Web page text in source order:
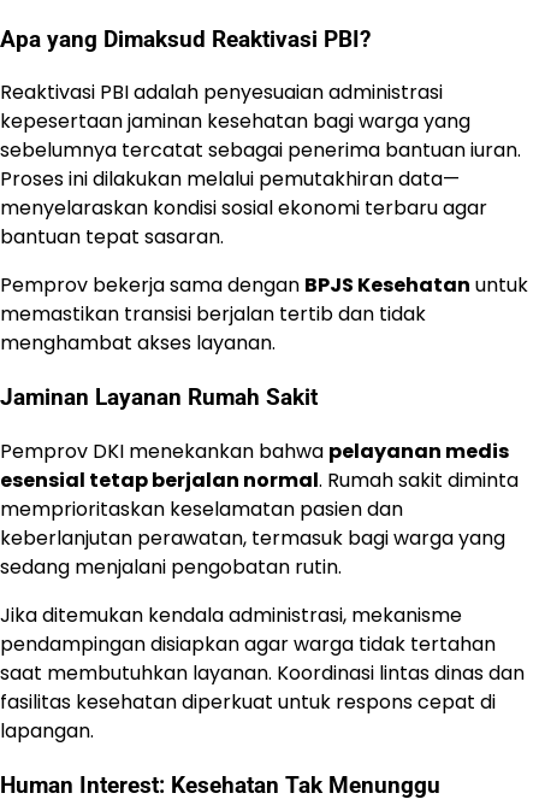
Apa yang Dimaksud Reaktivasi PBI?
Reaktivasi PBI adalah penyesuaian administrasi
kepesertaan jaminan kesehatan bagi warga yang
sebelumnya tercatat sebagai penerima bantuan iuran.
Proses ini dilakukan melalui pemutakhiran data—
menyelaraskan kondisi sosial ekonomi terbaru agar
bantuan tepat sasaran.
Pemprov bekerja sama dengan BPJS Kesehatan untuk
memastikan transisi berjalan tertib dan tidak
menghambat akses layanan.
Jaminan Layanan Rumah Sakit
Pemprov DKI menekankan bahwa pelayanan medis
esensial tetap berjalan normal. Rumah sakit diminta
memprioritaskan keselamatan pasien dan
keberlanjutan perawatan, termasuk bagi warga yang
sedang menjalani pengobatan rutin.
Jika ditemukan kendala administrasi, mekanisme
pendampingan disiapkan agar warga tidak tertahan
saat membutuhkan layanan. Koordinasi lintas dinas dan
fasilitas kesehatan diperkuat untuk respons cepat di
lapangan.
Human Interest: Kesehatan Tak Menunggu